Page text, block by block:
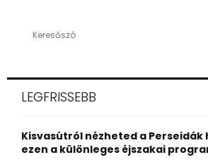
h
o
r
LEGFRISSEBB
Kisvasútról nézheted a
ezen a különleges éjszakai